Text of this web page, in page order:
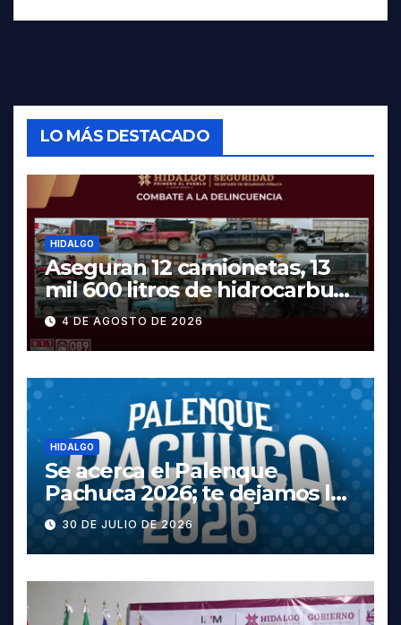
LO MÁS DESTACADO
HIDALGO
Aseguran 12 camionetas, 13
mil 600 litros de hidrocarburo
y dos vehículos robados en
Tula
4 DE AGOSTO DE 2026
HIDALGO
Se acerca el Palenque
Pachuca 2026; te dejamos la
cartelera completa, las
fechas y los precios
30 DE JULIO DE 2026